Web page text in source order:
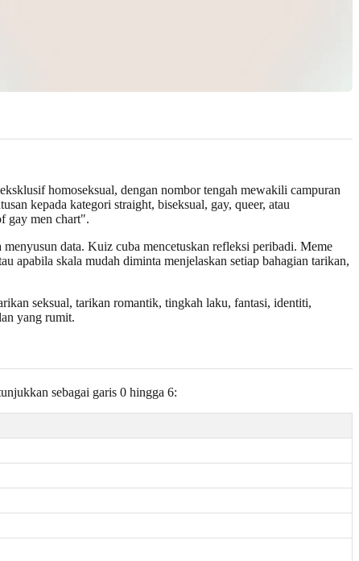
homoseksual, dengan nombor tengah mewakili campuran
kepada kategori straight, biseksual, gay, queer, atau
gay men chart".
data. Kuiz cuba mencetuskan refleksi peribadi. Meme
apabila skala mudah diminta menjelaskan setiap bahagian tarikan,
seksual, tarikan romantik, tingkah laku, fantasi, identiti,
yang rumit.
sebagai garis 0 hingga 6: